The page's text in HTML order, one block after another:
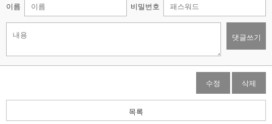
이름 비밀번호
댓글쓰기
수정 삭제
목록